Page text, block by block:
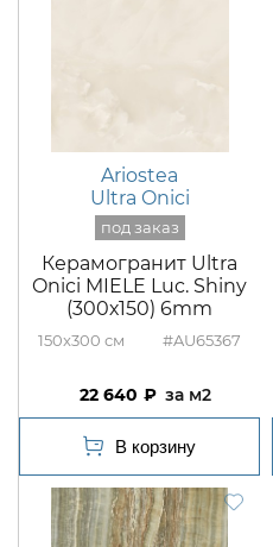
Ariostea
Ultra Onici
Керамогранит Ultra
Onici MIELE Luc. Shiny
(300х150) 6mm
150x300 #AU65367
22 640 м2